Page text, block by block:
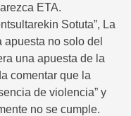
ETA.
Sotuta”, La
no solo del
una apuesta de la
comentar que la
de violencia” y
no se cumple.